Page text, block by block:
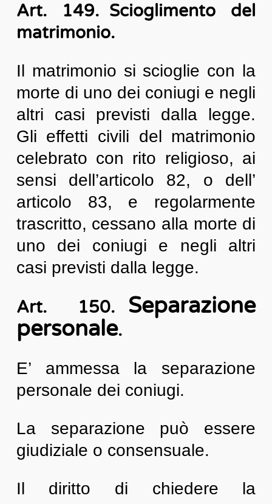
Art. 149. Scioglimento del
matrimonio.
Il matrimonio si scioglie con la
morte di uno dei coniugi e negli
altri casi previsti dalla legge.
Gli effetti civili del matrimonio
celebrato con rito religioso, ai
sensi dell’articolo 82, o dell’
articolo 83, e regolarmente
trascritto, cessano alla morte di
uno dei coniugi e negli altri
casi previsti dalla legge.
Art. 150.
Separazione
personale.
E’ ammessa la separazione
personale dei coniugi.
La separazione può essere
giudiziale o consensuale.
Il diritto di chiedere la